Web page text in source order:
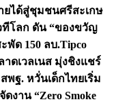
ยได้สู่ชุมชนศรีสะเกษ
ทีโลก ดัน “ของขวัญ
พัด 150 ลบ.Tipco
าดเวลเนส มุ่งชิงแชร์
พฐ. หวั่นเด็กไทยเริ่ม
งาน “Zero Smoke